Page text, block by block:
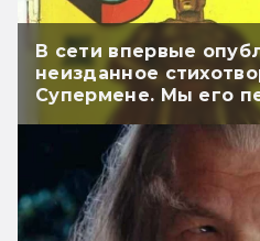
В сети впервые
неизданное
Супермене. Мы его